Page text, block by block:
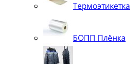
Термоэтикетка
БОПП Плёнка